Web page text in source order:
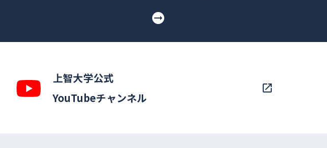
上智大学公式
YouTubeチャンネル